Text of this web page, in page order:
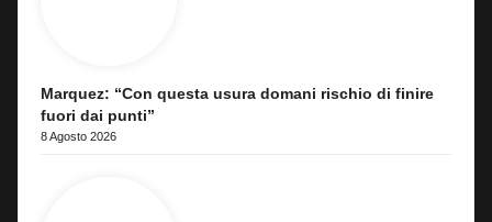
Marquez: “Con questa usura domani rischio di finire
fuori dai punti”
8 Agosto 2026